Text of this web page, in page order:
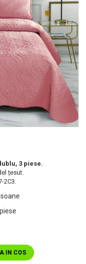
3 piese.
țesut.
2C3.
IN COS